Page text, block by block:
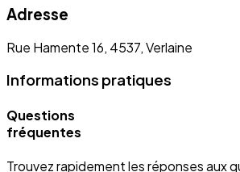
Adresse
Rue Hamente 16, 4537, Verlaine
Informations pratiques
Questions
fréquentes
Trouvez rapidement les réponses aux